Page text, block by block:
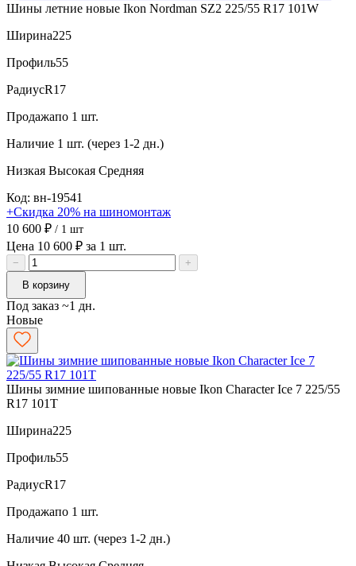
Шины летние новые Ikon Nordman SZ2 225/55 R17 101W
Ширина225
Профиль55
РадиусR17
Продажапо 1 шт.
Наличие 1 шт. (через 1-2 дн.)
Низкая Высокая Средняя
Код: вн-19541
+Скидка 20% на шиномонтаж
10 600 ₽ / 1 шт
Цена 10 600 ₽ за 1 шт.
−
+
В корзину
Под заказ ~1 дн.
Новые
Шины зимние шипованные новые Ikon Character Ice 7 225/55
R17 101T
Ширина225
Профиль55
РадиусR17
Продажапо 1 шт.
Наличие 40 шт. (через 1-2 дн.)